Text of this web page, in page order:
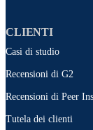
CLIENTI
Casi di studio
Recensioni di G2
Recensioni di Peer
Tutela dei clienti